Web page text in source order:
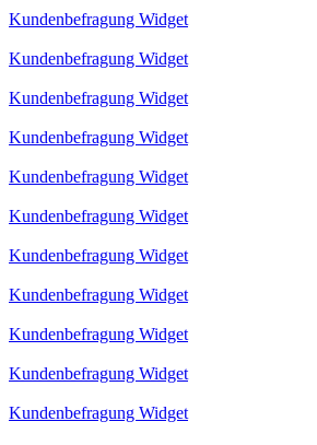
Kundenbefragung Widget
Kundenbefragung Widget
Kundenbefragung Widget
Kundenbefragung Widget
Kundenbefragung Widget
Kundenbefragung Widget
Kundenbefragung Widget
Kundenbefragung Widget
Kundenbefragung Widget
Kundenbefragung Widget
Kundenbefragung Widget